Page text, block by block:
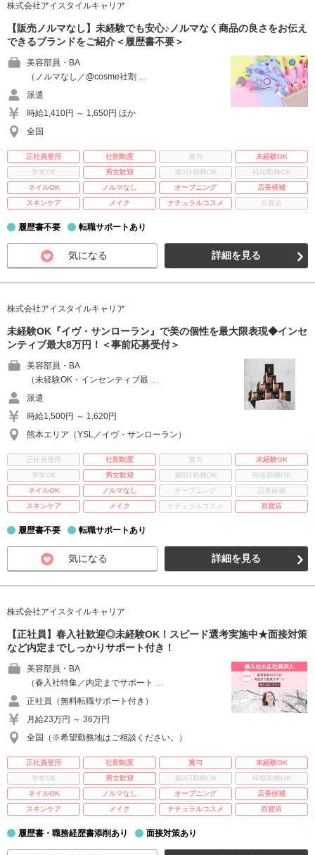
株式会社アイスタイルキャリア
【販売ノルマなし】未経験でも安心♪ノルマなく商品の良さをお伝え
できるブランドをご紹介＜履歴書不要＞
美容部員・BA
（ノルマなし／@cosme社割 …
派遣
時給1,410円 ～ 1,650円 ほか
全国
正社員登用 社割制度 賞与
未経験OK
学生OK
男女歓迎 週3日勤務OK
時短勤務OK
ネイルOK
ノルマなし オープニング
店長候補
スキンケア
メイク ナチュラルコスメ 百貨店
履歴書不要 転職サポートあり
気になる 詳細を見る
株式会社アイスタイルキャリア
未経験OK『イヴ・サンローラン』で美の個性を最大限表現◆インセ
ンティブ最大8万円！＜事前応募受付＞
美容部員・BA
（未経験OK・インセンティブ最 …
派遣
時給1,500円 ～ 1,620円
熊本エリア（YSL／イヴ・サンローラン）
正社員登用 社割制度 賞与
未経験OK
学生OK
男女歓迎 週3日勤務OK
時短勤務OK
ネイルOK
ノルマなし オープニング
店長候補
スキンケア
メイク ナチュラルコスメ 百貨店
履歴書不要 転職サポートあり
気になる 詳細を見る
株式会社アイスタイルキャリア
【正社員】春入社歓迎◎未経験OK！スピード選考実施中★面接対策
など内定までしっかりサポート付き！
美容部員・BA
（春入社特集／内定までサポート …
正社員（無料転職サポート付き）
月給23万円 ～ 36万円
全国（※希望勤務地はご相談ください。）
正社員登用 社割制度 賞与
未経験OK
学生OK
男女歓迎 週3日勤務OK
時短勤務OK
ネイルOK
ノルマなし オープニング
店長候補
スキンケア
メイク ナチュラルコスメ 百貨店
履歴書・職務経歴書添削あり 面接対策あり